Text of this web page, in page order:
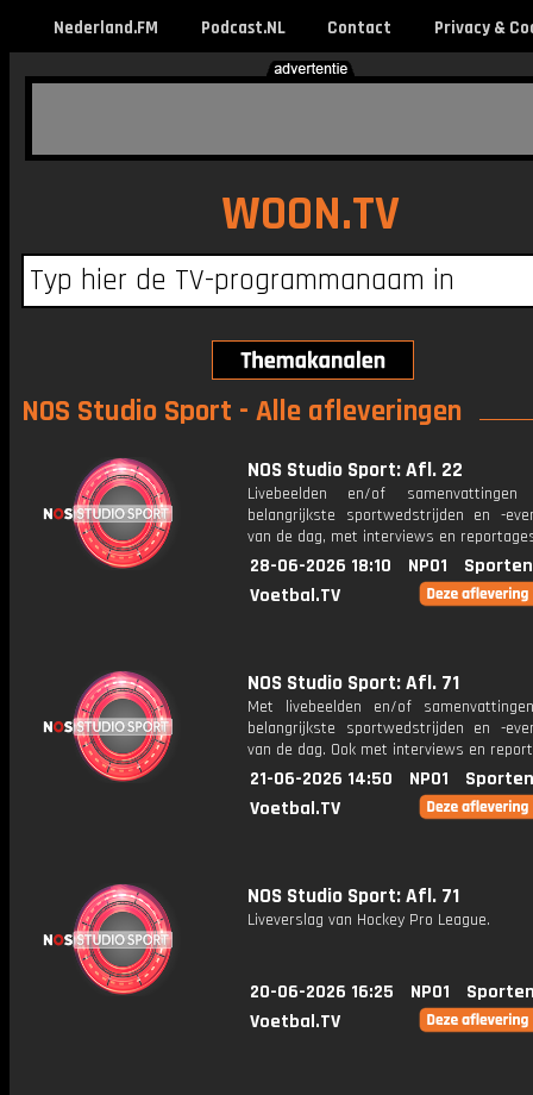
Nederland.FM Podcast.NL Contact Privacy &
WOON.TV
NOS Studio Sport - Alle afleveringen
NOS Studio Sport: Afl. 22
Livebeelden en/of
belangrijkste sportwedstrijden en -
van de dag, met interviews en
28-06-2026 18:10 NPO1
Voetbal.TV
NOS Studio Sport: Afl. 71
Met livebeelden en/of
belangrijkste sportwedstrijden en -
van de dag. Ook met interviews en
21-06-2026 14:50 NPO1
Voetbal.TV
NOS Studio Sport: Afl. 71
Liveverslag van Hockey Pro League.
20-06-2026 16:25 NPO1
Voetbal.TV